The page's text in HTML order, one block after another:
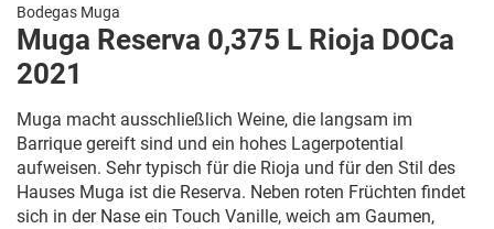
Bodegas Muga
Muga Reserva 0,375 L Rioja DOCa
2021
Muga macht ausschließlich Weine, die langsam im
Barrique gereift sind und ein hohes Lagerpotential
aufweisen. Sehr typisch für die Rioja und für den Stil des
Hauses Muga ist die Reserva. Neben roten Früchten findet
sich in der Nase ein Touch Vanille, weich am Gaumen,